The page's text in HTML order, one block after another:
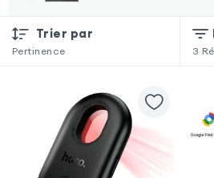
Trier par
Pertinence 3